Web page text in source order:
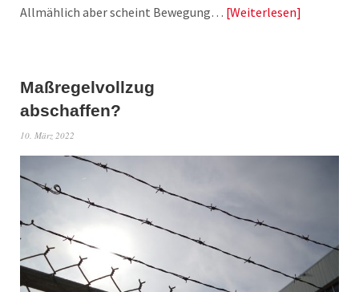
Allmählich aber scheint Bewegung… Weiterlesen
Maßregelvollzug
abschaffen?
10. März 2022